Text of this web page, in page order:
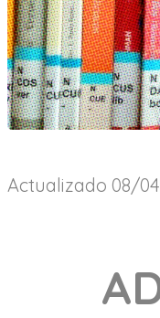
Actualizado 08/